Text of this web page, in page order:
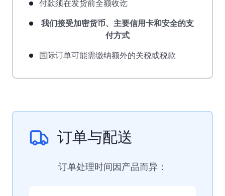
付款须在发货前全额收讫
我们接受加密货币、主要信用卡和安全的支
付方式
国际订单可能需缴纳额外的关税或税款
订单与配送
订单处理时间因产品而异：